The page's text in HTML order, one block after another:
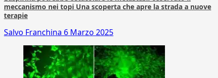
meccanismo nei topi Una scoperta che apre la strada a nuove
terapie
Salvo Franchina 6 Marzo 2025